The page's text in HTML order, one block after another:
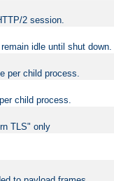
2 session.
idle until shut down.
per child process.
child process.
TLS" only